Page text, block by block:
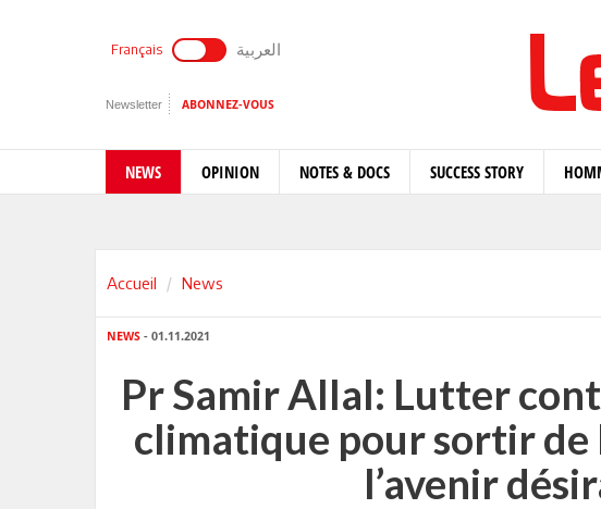
Français العربية
Newsletter ABONNEZ-VOUS
NEWS OPINION NOTES & DOCS SUCCESS STORY
Accueil News
NEWS - 01.11.2021
Pr Samir Allal: Lutter
climatique pour sortir de
l’avenir